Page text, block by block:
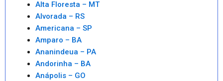
Alta Floresta – MT
Alvorada – RS
Americana – SP
Amparo – BA
Ananindeua – PA
Andorinha – BA
Anápolis – GO